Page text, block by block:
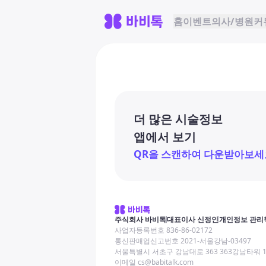
홈이벤트의사/병원커
더 많은 시술정보
앱에서 보기
QR을 스캔하여 다운받아보세
주식회사 바비톡대표이사 신정인개인정보 관리
사업자등록번호 836-86-02172
통신판매업신고번호 2021-서울강남-03497
서울특별시 서초구 강남대로 363 363강남타워
이메일 cs@babitalk.com